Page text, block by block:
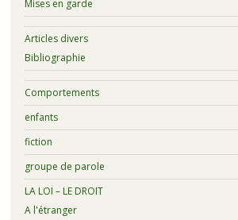
Mises en garde
Articles divers
Bibliographie
Comportements
enfants
fiction
groupe de parole
LA LOI – LE DROIT
A l'étranger